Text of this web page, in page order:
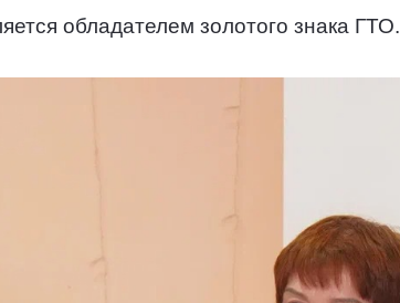
обладателем золотого знака ГТО.